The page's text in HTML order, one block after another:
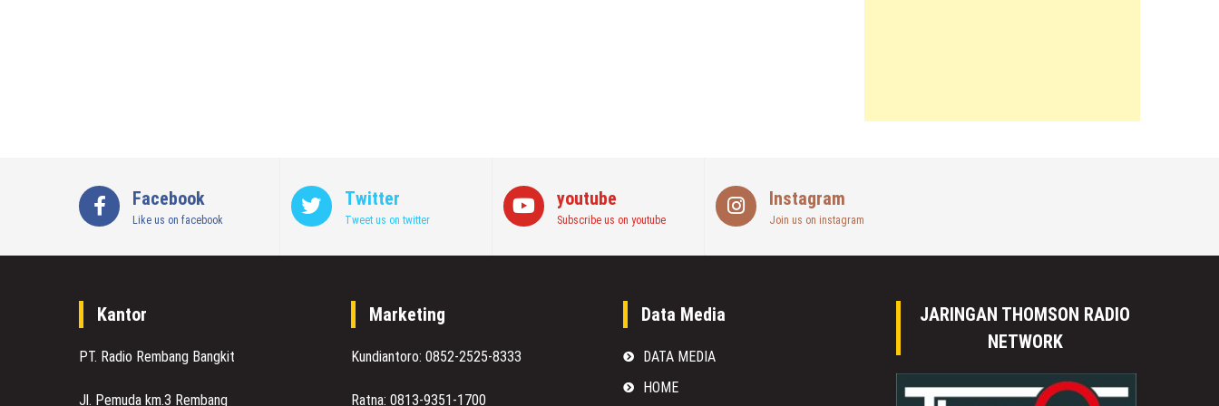
Facebook
Like us on facebook
Twitter
Tweet us on twitter
youtube
Subscribe us on youtube
Instagram
Join us on instagram
Kantor
PT. Radio Rembang Bangkit
Jl. Pemuda km.3 Rembang
Marketing
Kundiantoro: 0852-2525-8333
Ratna: 0813-9351-1700
Data Media
DATA MEDIA
HOME
JARINGAN THOMSON RADIO
NETWORK